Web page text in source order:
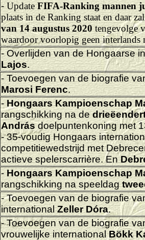
-Update FIFA-Ranking mannen
plaats in de Ranking staat en daar
van 14 augustus 2020tengevolge
waardoor voorlopig geen interlands
- Overlijden van de Hongaarse
Lajos.
- Toevoegen van de biografie
MarosiFerenc.
-Hongaars Kampioenschap
rangschikking na de
Andrásdoelpuntenkoning met
- 35-voudig Hongaars
competitiewedstrijd met
actieve spelerscarrière. En
-Hongaars Kampioenschap
rangschikking na speeldag
- Toevoegen van de biografie
internationalZeller Dóra.
- Toevoegen van de biografie
vrouwelijke internationalBökk